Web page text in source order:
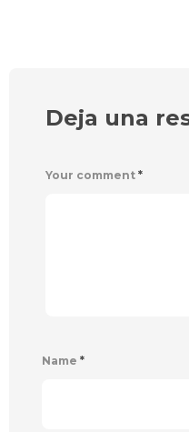
Deja una
Your comment *
Name *